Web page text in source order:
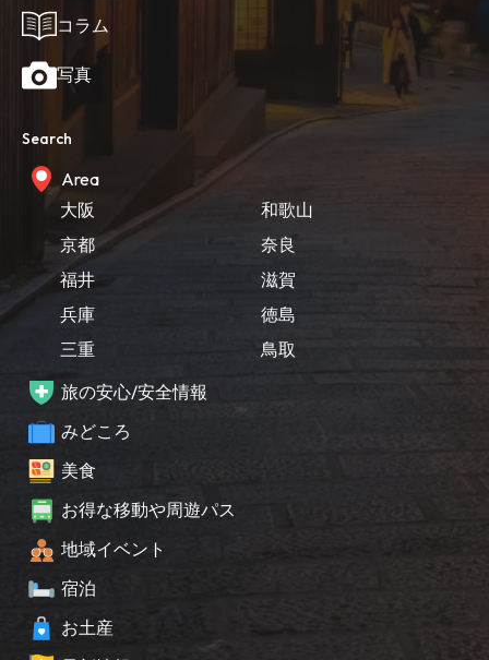
コラム
写真
Search
Area
大阪
京都
福井
兵庫
三重
和歌山
奈良
滋賀
徳島
鳥取
旅の安心/安全情報
みどころ
美食
お得な移動や周遊パス
地域イベント
宿泊
お土産